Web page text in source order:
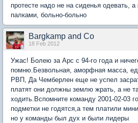
протесте надо не на сиденья одевать, а
палками, больно-больно
Bargkamp and Co
18 Feb 2012
Ужас! Болею за Арс с 94-го года и
помню.Безвольная, аморфная масса,
РВП, Да Чемберлен еще не успел
платят они должны землю жрать, а не
ходить.Вспомните команду 2001-02-03
подметки не годятся,а тем платили
но у команды был дух и были лидеры